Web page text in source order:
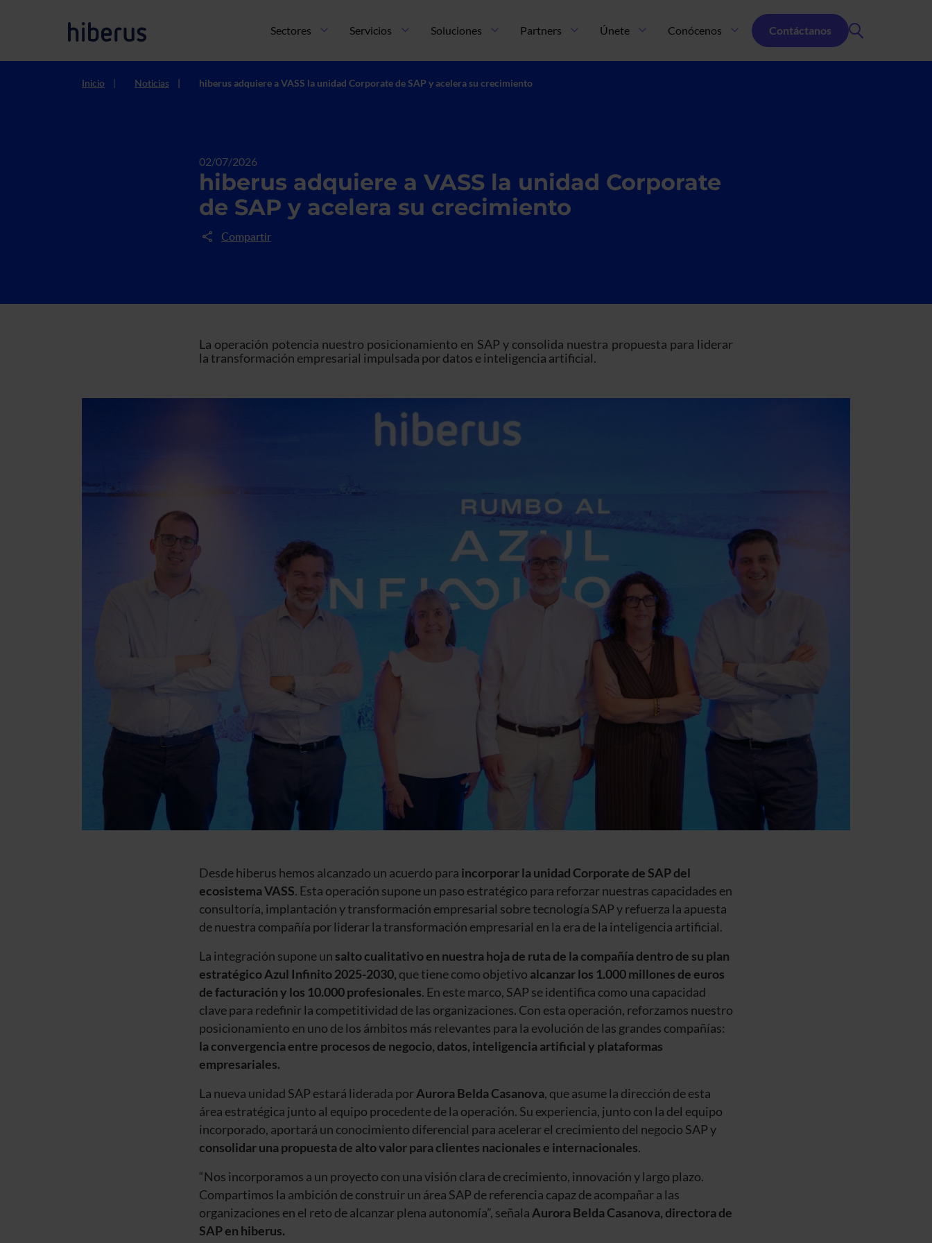
Sectores
Servicios Soluciones Partners Únete Conócenos
Menú Secundario
Contáctanos
Inicio Noticias hiberus adquiere a VASS la unidad Corporate de SAP y acelera su crecimiento
hiberus adquiere a VASS la unidad Corporate
de SAP y acelera su crecimiento
02/07/2026
Compartir
La operación potencia nuestro posicionamiento en SAP y consolida nuestra propuesta para liderar
la transformación empresarial impulsada por datos e inteligencia artificial.
Desde hiberus hemos alcanzado un acuerdo para incorporar la unidad Corporate de SAP del
ecosistema VASS. Esta operación supone un paso estratégico para reforzar nuestras capacidades en
consultoría, implantación y transformación empresarial sobre tecnología SAP y refuerza la apuesta
de nuestra compañía por liderar la transformación empresarial en la era de la inteligencia artificial.
La integración supone un salto cualitativo en nuestra hoja de ruta de la compañía dentro de su plan
estratégico Azul Infinito 2025-2030, que tiene como objetivo alcanzar los 1.000 millones de euros
de facturación y los 10.000 profesionales. En este marco, SAP se identifica como una capacidad
clave para redefinir la competitividad de las organizaciones. Con esta operación, reforzamos nuestro
posicionamiento en uno de los ámbitos más relevantes para la evolución de las grandes compañías:
la convergencia entre procesos de negocio, datos, inteligencia artificial y plataformas
empresariales.
La nueva unidad SAP estará liderada porAurora Belda Casanova, que asume la dirección de esta
área estratégica junto al equipo procedente de la operación. Su experiencia, junto con la del equipo
incorporado, aportará un conocimiento diferencial para acelerar el crecimiento del negocio SAP y
consolidar una propuesta de alto valor para clientes nacionales e internacionales.
“Nos incorporamos a un proyecto con una visión clara de crecimiento, innovación y largo plazo.
Compartimos la ambición de construir un área SAP de referencia capaz de acompañar a las
organizaciones en el reto de alcanzar plena autonomía”, señala Aurora Belda Casanova, directora de
SAP en hiberus.